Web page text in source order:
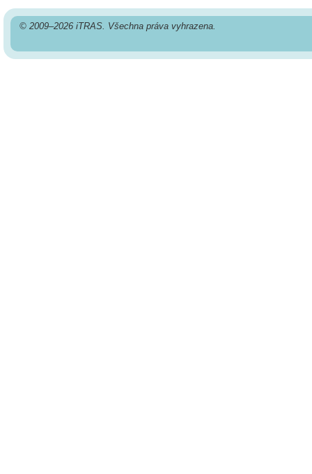
© 2009–2026 iTRAS. Všechna práva vyhrazena.